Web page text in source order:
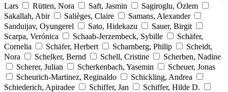
Lars
Rütten, Nora Saft, Jasmin
Sagiroglu, Özlem
Sakallah, Abir
Salièges, Claire
Samans, Alexander
Sanduijav, Oyungerel
Sato, Hidekazu
Sauer, Birgit
Scarpa, Verónica
Schaab-Jerzembeck, Sybille
Schäfer,
Cornelia
Schäfer, Herbert Scharnberg, Philip
Scheidt,
Nora
Schelker, Bernd Schell, Cristine
Scherben, Nadine
Scherer, Julian
Scherkenbach, Yasemin
Scheuer, Jonas
Scheurich-Martinez, Reginaldo
Schickling, Andrea
Schiederich, Apiradee
Schiffer, Jan
Schiffer, Hilde D.